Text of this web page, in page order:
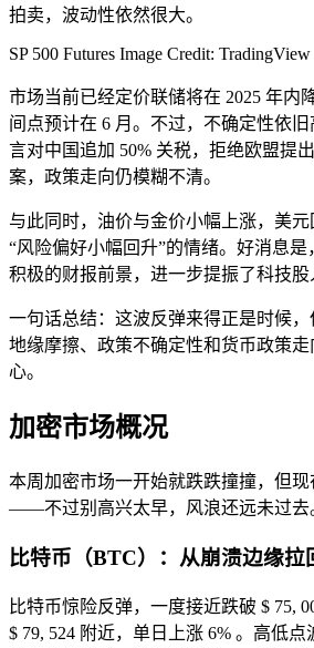
拍卖，波动性依然很大。
SP 500 Futures Image Credit: TradingView
市场当前已经定价联储将在 2025 年内
间点预计在 6 月。不过，不确定性依
言对中国追加 50% 关税，拒绝欧盟提
案，政策走向仍模糊不清。
与此同时，油价与金价小幅上涨，美
“风险偏好小幅回升”的情绪。好消息
积极的财报前景，进一步提振了科技股
一句话总结：这波反弹来得正是时候，
地缘摩擦、政策不确定性和货币政策
心。
加密市场概况
本周加密市场一开始就跌跌撞撞，但
——不过别高兴太早，风浪还远未过去
比特币（BTC）：从崩溃边缘拉
比特币惊险反弹，一度接近跌破 $ 75,
$ 79, 524 附近，单日上涨 6% 。高低点